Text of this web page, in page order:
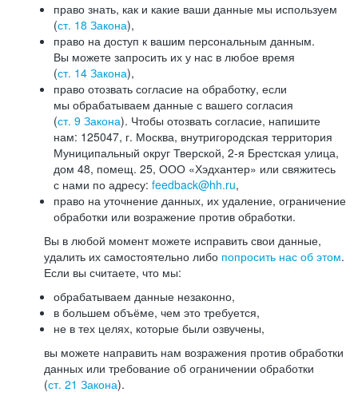
право знать, как и какие ваши данные мы используем
(ст. 18 Закона),
право на доступ к вашим персональным данным.
Вы можете запросить их у нас в любое время
(ст. 14 Закона),
право отозвать согласие на обработку, если
мы обрабатываем данные с вашего согласия
(ст. 9 Закона). Чтобы отозвать согласие, напишите
нам: 125047, г. Москва, внутригородская территория
Муниципальный округ Тверской, 2-я Брестская улица,
дом 48, помещ. 25, ООО «Хэдхантер» или свяжитесь
с нами по адресу: feedback@hh.ru,
право на уточнение данных, их удаление, ограничение
обработки или возражение против обработки.
Вы в любой момент можете исправить свои данные,
удалить их самостоятельно либо попросить нас об этом.
Если вы считаете, что мы:
обрабатываем данные незаконно,
в большем объёме, чем это требуется,
не в тех целях, которые были озвучены,
вы можете направить нам возражения против обработки
данных или требование об ограничении обработки
(ст. 21 Закона).